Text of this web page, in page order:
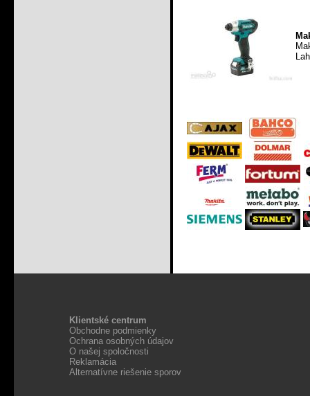
Klientské centrum
Obchodne podmienky
Ochrana osobných údajov
O našej spoločnosti
Reklamácia
Alternatívne riešenie sporov